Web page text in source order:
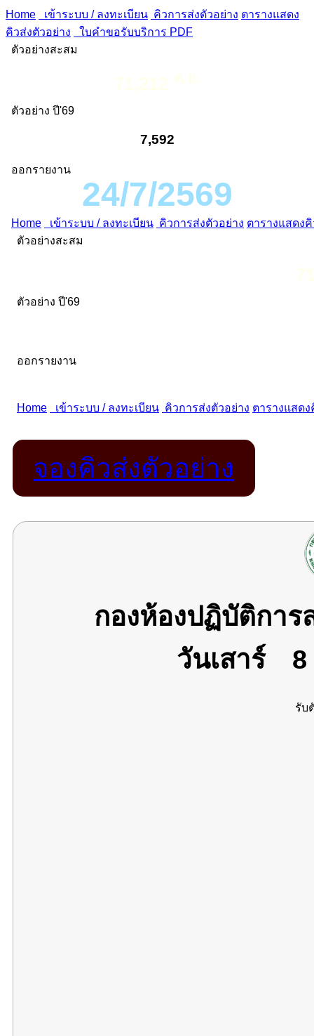
Home เข้าระบบ / ลงทะเบียน คิวการส่งตัวอย่าง ตารางแสดง
คิวส่งตัวอย่าง
ใบคำขอรับบริการ PDF
ตัวอย่างสะสม
ตัวอย่าง ปี'69
7,592
ออกรายงาน
24/7/2569
จองคิวส่งตัวอย่าง
กองห้องปฏิบัติกา
วันเสาร์
รับ